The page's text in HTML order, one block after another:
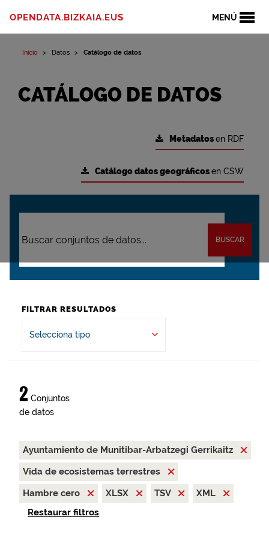
MENÚ
OPENDATA.BIZKAIA.EUS
Inicio Datos Catálogo de datos
CATÁLOGO DE DATOS
Metadatosen RDF
Catálogo datos geográficosen CSW
BUSCAR
FILTRAR RESULTADOS
Selecciona tipo
2 Conjuntos
de datos
Ayuntamiento de Munitibar-Arbatzegi Gerrikaitz
Vida de ecosistemas terrestres
Hambre cero
XLSX TSV
XML
Restaurar filtros